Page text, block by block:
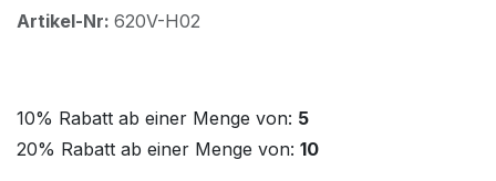
Artikel-Nr: 620V-H02
10% Rabatt ab einer Menge von: 5
20% Rabatt ab einer Menge von: 10